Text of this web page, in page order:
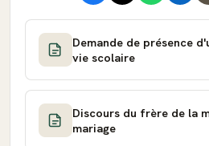
Demande de présence
vie scolaire
Discours du frère de la
mariage